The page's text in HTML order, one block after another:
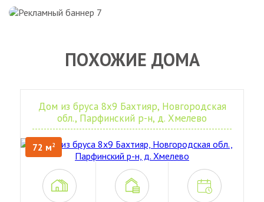
ПОХОЖИЕ ДОМА
Дом из бруса 8х9 Бахтияр, Новгородская
обл., Парфинский р-н, д. Хмелево
72 м2